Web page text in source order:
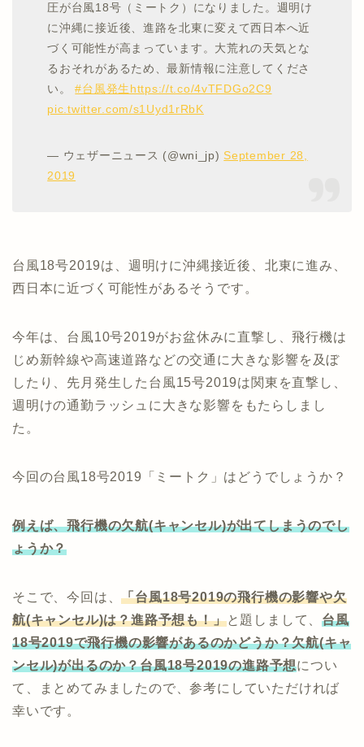
圧が台風18号（ミートク）になりました。週明け
に沖縄に接近後、進路を北東に変えて西日本へ近
づく可能性が高まっています。大荒れの天気とな
るおそれがあるため、最新情報に注意してくださ
い。#台風発生https://t.co/4vTFDGo2C9
pic.twitter.com/s1Uyd1rRbK
— ウェザーニュース (@wni_jp) September 28,
2019
台風18号2019は、週明けに沖縄接近後、北東に進み、
西日本に近づく可能性があるそうです。
今年は、台風10号2019がお盆休みに直撃し、飛行機は
じめ新幹線や高速道路などの交通に大きな影響を及ぼ
したり、先月発生した台風15号2019は関東を直撃し、
週明けの通勤ラッシュに大きな影響をもたらしまし
た。
今回の台風18号2019「ミートク」はどうでしょうか？
例えば、飛行機の欠航(キャンセル)が出てしまうのでし
ょうか？
そこで、今回は、「台風18号2019の飛行機の影響や欠
航(キャンセル)は？進路予想も！」と題しまして、台風
18号2019で飛行機の影響があるのかどうか？欠航(キャ
ンセル)が出るのか？台風18号2019の進路予想につい
て、まとめてみましたので、参考にしていただければ
幸いです。